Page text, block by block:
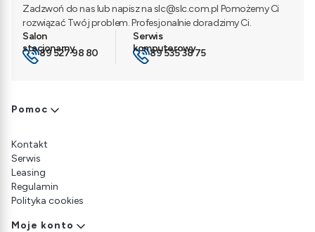
Zadzwoń do nas lub napisz na slc@slc.com.pl Pomożemy Ci
rozwiązać Twój problem. Profesjonalnie doradzimy Ci.
89 527 98 80 89 535 38 75
Linki w stopce
Pomoc
Kontakt
Serwis
Leasing
Regulamin
Polityka cookies
Moje konto